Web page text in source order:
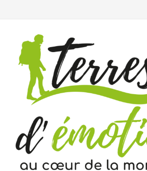
contenu